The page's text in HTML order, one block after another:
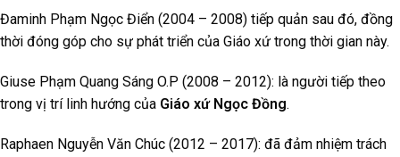
Đaminh Phạm Ngọc Điển (2004 – 2008) tiếp quản sau đó, đồng
thời đóng góp cho sự phát triển của Giáo xứ trong thời gian này.
Giuse Phạm Quang Sáng O.P (2008 – 2012): là người tiếp theo
trong vị trí linh hướng của Giáo xứ Ngọc Đồng.
Raphaen Nguyễn Văn Chúc (2012 – 2017): đã đảm nhiệm trách